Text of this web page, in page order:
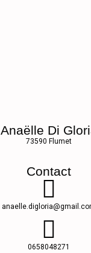
Anaëlle Di
73590 Flumet
Contact
0658048271